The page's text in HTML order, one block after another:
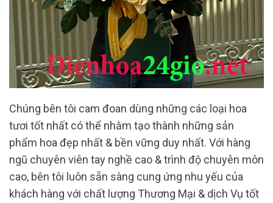
Chúng bên tôi cam đoan dùng những các loại hoa
tươi tốt nhất có thể nhằm tạo thành những sản
phẩm hoa đẹp nhất & bền vững duy nhất. Với hàng
ngũ chuyên viên tay nghề cao & trình độ chuyên môn
cao, bên tôi luôn sẵn sàng cung ứng nhu yếu của
khách hàng với chất lượng Thương Mại & dịch Vụ tốt